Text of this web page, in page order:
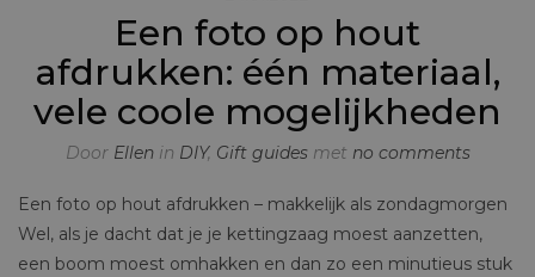
Een foto op hout
afdrukken: één materiaal,
vele coole mogelijkheden
Door Ellenin DIY, Gift guides met no comments
Een foto op hout afdrukken – makkelijk als zondagmorgen
Wel, als je dacht dat je je kettingzaag moest aanzetten,
een boom moest omhakken en dan zo een minutieus stuk